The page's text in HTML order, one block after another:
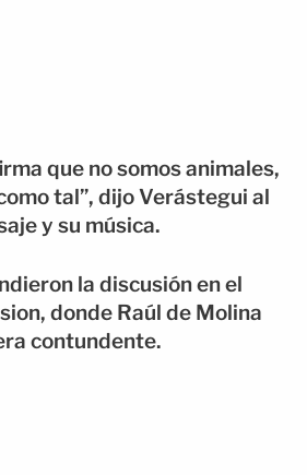
que no somos animales,
tal”, dijo Verástegui al
y su música.
la discusión en el
donde Raúl de Molina
contundente.